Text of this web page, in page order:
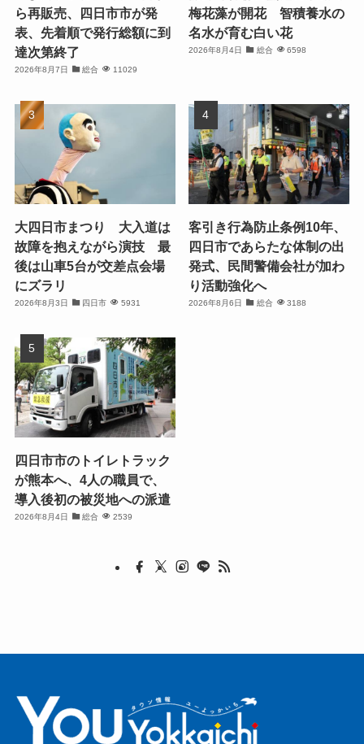
ら再販売、四日市市が発
表、先着順で発行総額に到
達次第終了
2026年8月7日 総合 11029
梅花藻が開花 智積養水の
名水が育む白い花
2026年8月4日 総合 6598
大四日市まつり 大入道は
故障を抱えながら演技 最
後は山車5台が交差点会場
にズラリ
2026年8月3日 四日市 5931
客引き行為防止条例10年、
四日市であらたな体制の出
発式、民間警備会社が加わ
り活動強化へ
2026年8月6日 総合 3188
四日市市のトイレトラック
が熊本へ、4人の職員で、
導入後初の被災地への派遣
2026年8月4日 総合 2539